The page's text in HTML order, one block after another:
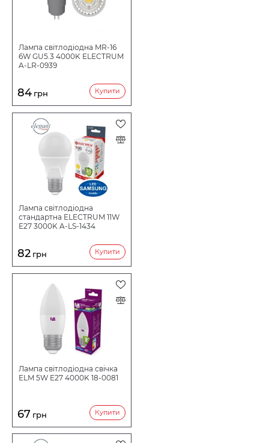
Лампа світлодіодна MR-16
6W GU5.3 4000K ELECTRUM
A-LR-0939
84 грн Купити
Лампа світлодіодна
стандартна ELECTRUM 11W
E27 3000K A-LS-1434
82 грн Купити
Лампа світлодіодна свічка
ELM 5W E27 4000K 18-0081
67 грн Купити